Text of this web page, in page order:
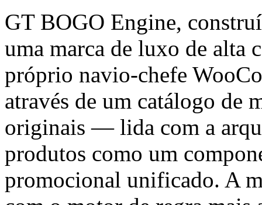
GT BOGO Engine,
uma marca de luxo de alta
próprio navio-chefe
através de um catálogo de
originais — lida com a
produtos como um
promocional unificado. A